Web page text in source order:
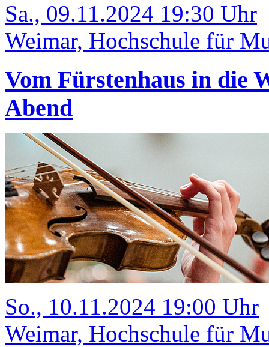
Sa., 09.11.2024 19:30 Uhr
Weimar, Hochschule für
Vom Fürstenhaus in die
Abend
So., 10.11.2024 19:00 Uhr
Weimar, Hochschule für